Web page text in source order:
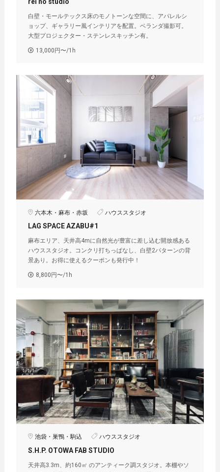
白壁・モールテックス床のモノトーンな空間に、アパレルシ
ョップ、ギャラリー風インテリアを配置。ベランダ撮影可。
大型プロジェクター・ステンレスキッチン有。
13,000円〜/1h
六本木・麻布・赤坂 ハウススタジオ
LAG SPACE AZABU#1
麻布エリア、天井高4mに自然光が豊富に差し込む開放感ある
ハウススタジオ。コンクリ打ちっぱなし、白壁2パターンの背
景あり。お得に使えるクーポンも発行中！
8,800円〜/1h
池袋・巣鴨・駒込 ハウススタジオ
S.H.P. OTOWA FAB STUDIO
天井高3.3m、約160㎡ のアンティーク調スタジオ。本棚やソ